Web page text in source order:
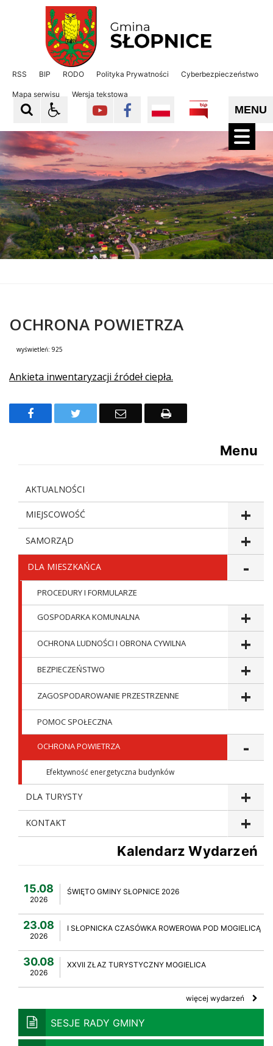
Gmina Słopnice
RSS BIP RODO Polityka Prywatności Cyberbezpieczeństwo
Mapa serwisu Wersja tekstowa
MENU
OCHRONA POWIETRZA
wyświetleń: 925
Treść
Ankieta inwentaryzacji źródeł ciepła.
FacebookTwitter Email Drukuj
Menu
AKTUALNOŚCI
MIEJSCOWOŚĆ
SAMORZĄD
DLA MIESZKAŃCA
PROCEDURY I FORMULARZE
GOSPODARKA KOMUNALNA
OCHRONA LUDNOŚCI I OBRONA CYWILNA
BEZPIECZEŃSTWO
ZAGOSPODAROWANIE PRZESTRZENNE
POMOC SPOŁECZNA
OCHRONA POWIETRZA
Efektywność energetyczna budynków
DLA TURYSTY
KONTAKT
Kalendarz Wydarzeń
15.08
2026
ŚWIĘTO GMINY SŁOPNICE 2026
23.08
2026
I SŁOPNICKA CZASÓWKA ROWEROWA POD MOGIELICĄ
30.08
2026
XXVII ZŁAZ TURYSTYCZNY MOGIELICA
więcej wydarzeń
SESJE RADY GMINY